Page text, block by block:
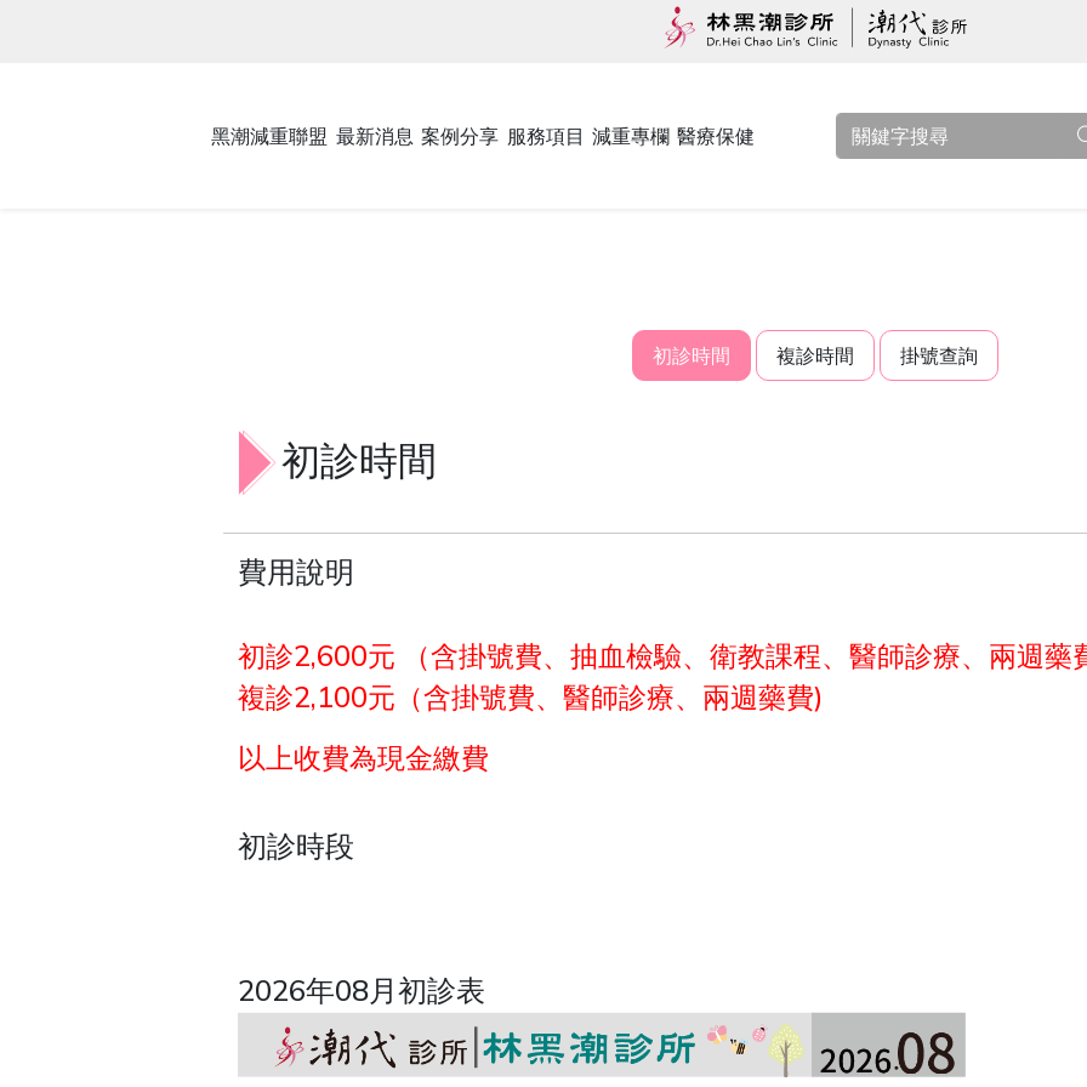
黑潮減重聯盟 最新消息 案例分享 服務項目 減重專欄 醫療保健
初診時間 複診時間 掛號查詢
初診時間
費用說明
初診2,600元 （含掛號費、抽血檢驗、衛教課程、醫師診療、兩週藥
複診2,100元（含掛號費、醫師診療、兩週藥費)
以上收費為現金繳費
初診時段
2026年08月初診表